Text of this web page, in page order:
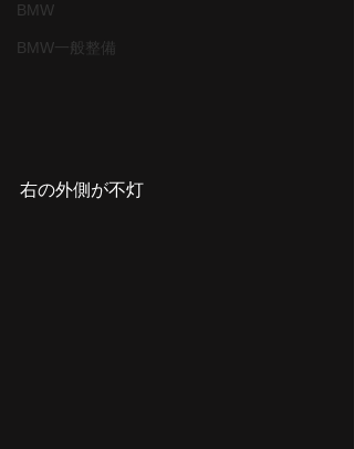
BMW
BMW一般整備
右の外側が不灯